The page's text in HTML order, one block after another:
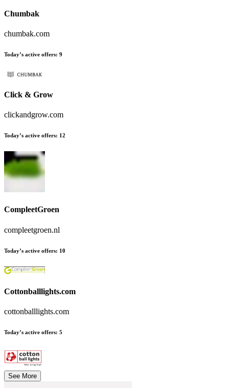
Chumbak
chumbak.com
Today’s active offers: 9
Click & Grow
clickandgrow.com
Today’s active offers: 12
CompleetGroen
compleetgroen.nl
Today’s active offers: 10
Cottonballlights.com
cottonballlights.com
Today’s active offers: 5
See More